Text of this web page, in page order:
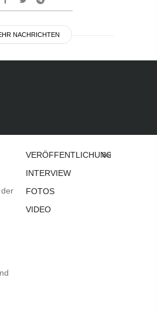
NACHRICHTEN
VERÖFFENTLICHUNGEN
INTERVIEW
FOTOS
VIDEO
Bei